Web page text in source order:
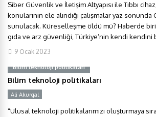
Siber Güvenlik ve İletişim Altyapısı ile Tıbbı
konularının ele alındığı çalışmalar yaz sonunda
sunulacak. Küreselleşme öldü mü? Haberde
gıda ve arz güvenliği, Türkiye’nin kendi kendini
9 Ocak 2023
Bilim teknoloji politikaları
Bilim teknoloji politikaları
Ali Akurgal
“Ulusal teknoloji politikalarımızı oluşturmaya